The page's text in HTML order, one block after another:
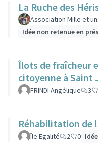
La Ruche des
Association Mille et
Idée non retenue en
Îlots de fraîcheur
citoyenne à Saint
FRINDI Angélique 3
Réhabilitation de
Île Egalité 2 0